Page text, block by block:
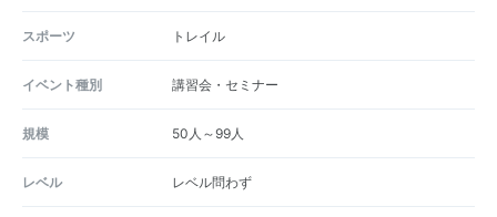
スポーツ トレイル
イベント種別 講習会・セミナー
規模 50人～99人
レベル レベル問わず